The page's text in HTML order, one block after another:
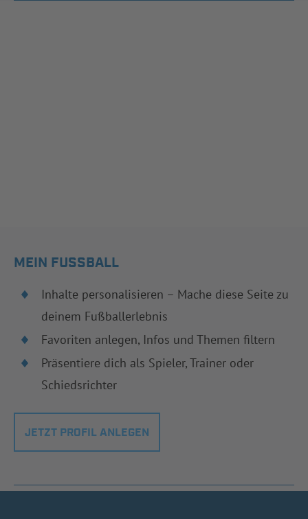
MEIN FUSSBALL
Inhalte personalisieren – Mache diese Seite zu
deinem Fußballerlebnis
Favoriten anlegen, Infos und Themen filtern
Präsentiere dich als Spieler, Trainer oder
Schiedsrichter
JETZT PROFIL ANLEGEN